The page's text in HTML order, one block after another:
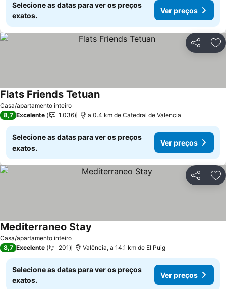
Selecione as datas para ver os preços
exatos.
Ver preços
Partilhar
Casa/apartamento inteiro
Flats Friends Tetuan
8,7 Excelente 1.036 a 0.4 km de Catedral de Valencia
Selecione as datas para ver os preços
exatos.
Ver preços
Partilhar
Casa/apartamento inteiro
Mediterraneo Stay
8,7 Excelente 201 Valência, a 14.1 km de El Puig
Selecione as datas para ver os preços
exatos.
Ver preços